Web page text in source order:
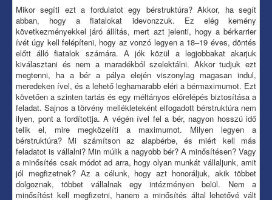
Mikor segíti ezt a fordulatot egy bérstruktúra? Akkor, ha segít
abban, hogy a fiatalokat idevonzzuk. Ez elég kemény
következményekkel járó állítás, mert azt jelenti, hogy a bérkarrier
ívét úgy kell felépíteni, hogy az vonzó legyen a 18–19 éves, döntés
előtt álló fiatalok számára. A jók közül a legjobbakat akarjuk
kiválasztani és nem a maradékból szelektálni. Akkor tudjuk ezt
megtenni, ha a bér a pálya elején viszonylag magasan indul,
meredeken ível, és a lehető leghamarabb eléri a bérmaximumot. Ezt
követően a szinten tartás és egy méltányos előrelépés biztosítása a
feladat. Sajnos a törvény mellékleteként elfogadott bérstruktúra nem
ilyen, pont a fordítottja. A végén ível fel a bér, nagyon hosszú idő
telik el, mire megközelíti a maximumot. Milyen legyen a
bérstruktúra? Mi számítson az alapbérbe, és miért kell más
feladatot is vállalni? Min múlik a nagyobb bér? A minősítésen? Vagy
a minősítés csak módot ad arra, hogy olyan munkát vállaljunk, amit
jól megfizetnek? Az a célunk, hogy azt honoráljuk, akik többet
dolgoznak, többet vállalnak egy intézményen belül. Nem a
minősítést kell megfizetni, hanem a minősítés által lehetővé vált